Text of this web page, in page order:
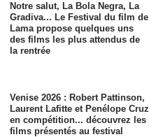
Notre salut, La Bola Negra, La
Gradiva... Le Festival du film de
Lama propose quelques uns
des films les plus attendus de
la rentrée
Venise 2026 : Robert Pattinson,
Laurent Lafitte et Penélope Cruz
en compétition... découvrez les
films présentés au festival